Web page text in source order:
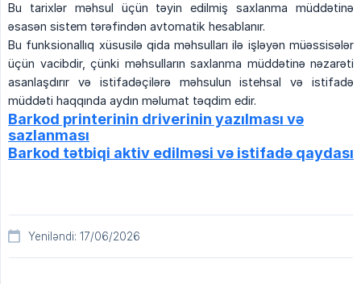
Bu tarixlər məhsul üçün təyin edilmiş saxlanma müddətinə
əsasən sistem tərəfindən avtomatik hesablanır.
Bu funksionallıq xüsusilə qida məhsulları ilə işləyən müəssisələr
üçün vacibdir, çünki məhsulların saxlanma müddətinə nəzarəti
asanlaşdırır və istifadəçilərə məhsulun istehsal və istifadə
müddəti haqqında aydın məlumat təqdim edir.
Barkod printerinin driverinin yazılması və
sazlanması
Barkod tətbiqi aktiv edilməsi və istifadə qaydası
Yeniləndi: 17/06/2026